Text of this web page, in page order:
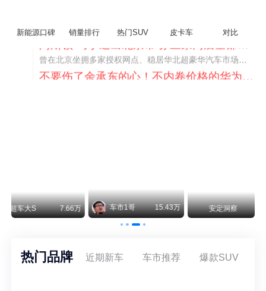
新能源口碑 销量排行 热门SUV 皮卡车 对比
纵观鸿蒙智行一路走来的发展路径，很难得地走出了一条和当下车市截然不同的道路：不靠降价走量、不参与低端价格厮杀，始终以技术迭代、架构创新、智能化体验升级、整车品质突破作为核心驱动力，稳步实现产品价值向上、品牌价格带稳步攀升。
安定洞察 8.07万 智电出行 8.54万 智电出行
热门品牌 近期新车 车市推荐 爆款SUV